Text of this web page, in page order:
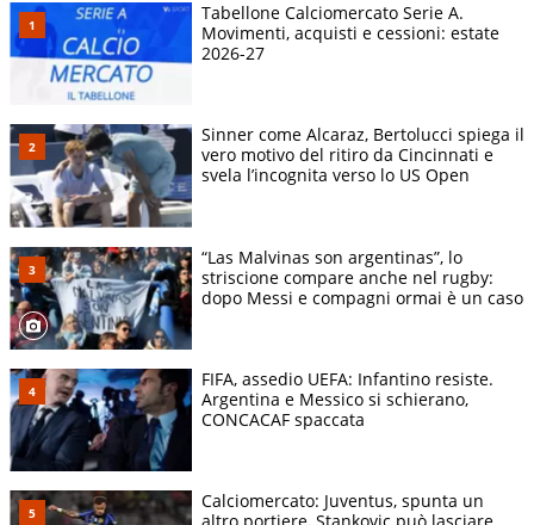
Tabellone Calciomercato Serie A.
Movimenti, acquisti e cessioni: estate
2026-27
Sinner come Alcaraz, Bertolucci spiega il
vero motivo del ritiro da Cincinnati e
svela l’incognita verso lo US Open
“Las Malvinas son argentinas”, lo
striscione compare anche nel rugby:
dopo Messi e compagni ormai è un caso
FIFA, assedio UEFA: Infantino resiste.
Argentina e Messico si schierano,
CONCACAF spaccata
Calciomercato: Juventus, spunta un
altro portiere, Stankovic può lasciare